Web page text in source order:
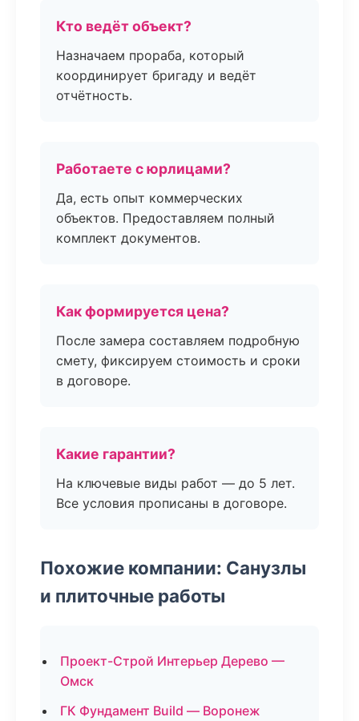
Кто ведёт объект?
Назначаем прораба, который
координирует бригаду и ведёт
отчётность.
Работаете с юрлицами?
Да, есть опыт коммерческих
объектов. Предоставляем полный
комплект документов.
Как формируется цена?
После замера составляем подробную
смету, фиксируем стоимость и сроки
в договоре.
Какие гарантии?
На ключевые виды работ — до 5 лет.
Все условия прописаны в договоре.
Похожие компании: Санузлы
и плиточные работы
Проект-Строй Интерьер Дерево —
Омск
ГК Фундамент Build — Воронеж